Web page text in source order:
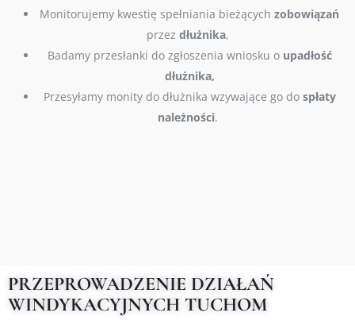
Monitorujemy kwestię spełniania bieżących zobowiązań
przez dłużnika,
Badamy przesłanki do zgłoszenia wniosku o upadłość
dłużnika,
Przesyłamy monity do dłużnika wzywające go do spłaty
należności.
PRZEPROWADZENIE DZIAŁAŃ
WINDYKACYJNYCH TUCHOM